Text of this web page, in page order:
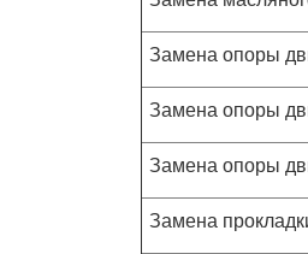
Замена опоры
Замена опоры
Замена опоры
Замена